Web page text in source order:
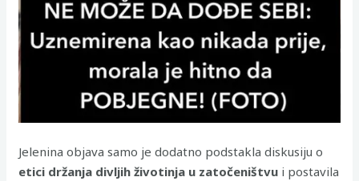
Jelenina objava samo je dodatno podstakla diskusiju o
etici držanja divljih životinja u zatočeništvu i postavila